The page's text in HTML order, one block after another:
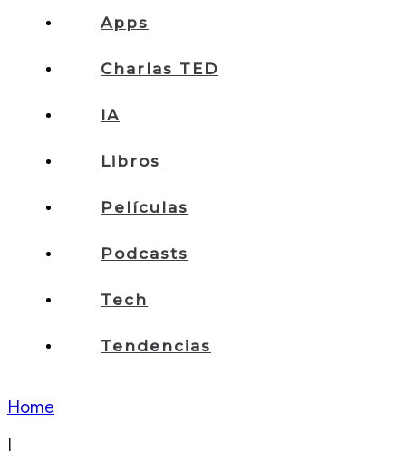
Apps
Charlas TED
IA
Libros
Películas
Podcasts
Tech
Tendencias
Home
I